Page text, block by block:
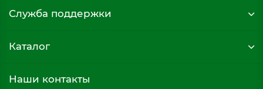
Служба поддержки
Каталог
Наши контакты